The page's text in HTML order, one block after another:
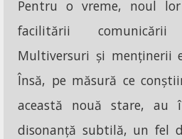
Pentru o vreme, noul
facilitării
Multiversuri și menținerii
Însă, pe măsură ce
această nouă stare, au
disonanță subtilă, un fel